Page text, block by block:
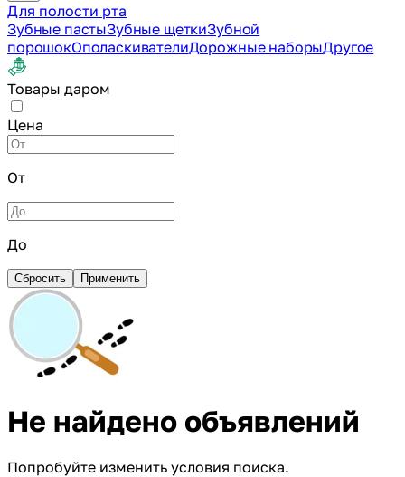
Для полости рта
Зубные пастыЗубные щеткиЗубной
порошокОполаскивателиДорожные наборыДругое
Товары даром
Цена
От
До
Сбросить Применить
Не найдено объявлений
Попробуйте изменить условия поиска.